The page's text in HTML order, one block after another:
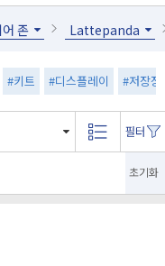
존 Lattepanda
#키트 #디스플레이 #저장장
초기화